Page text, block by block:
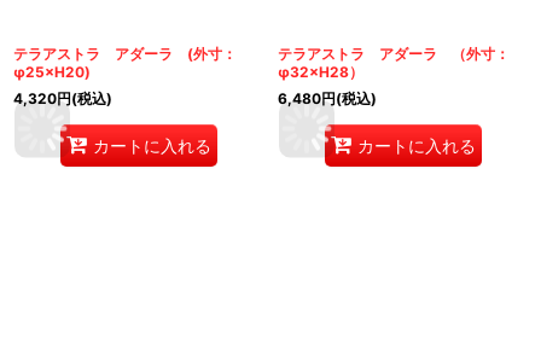
テラアストラ アダーラ (外寸：
φ25×H20)
4,320円(税込)
カートに入れる
テラアストラ アダーラ （外寸：
φ32×H28）
6,480円(税込)
カートに入れる